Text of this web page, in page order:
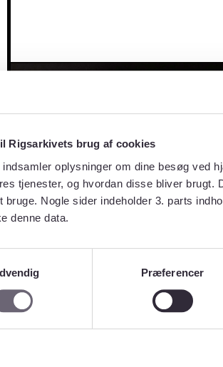
Rigsarkivets brug af cookies
oplysninger om dine besøg ved
tjenester, og hvordan disse bliver
bruge. Nogle sider indeholder 3. parts
denne data.
Præferencer